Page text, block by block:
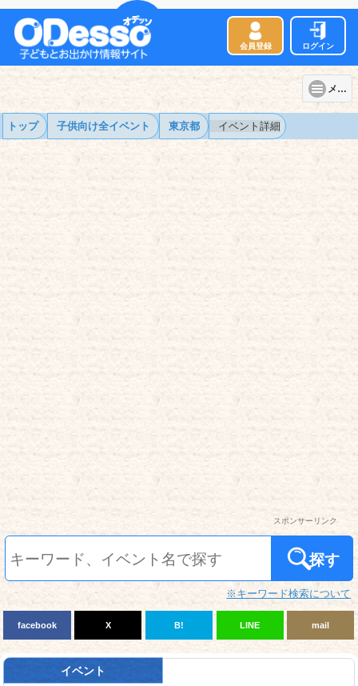
会員登録 ログイン
メニュー
トップ 子供向け全イベント 東京都 イベント詳細
スポンサーリンク
探す
※キーワード検索について
facebook X B! LINE mail
イベント